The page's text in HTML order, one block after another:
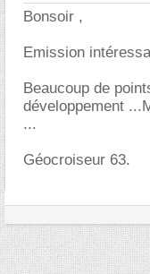
Bonsoir ,
Emission
Beaucoup de
développement
...
Géocroiseur 63.